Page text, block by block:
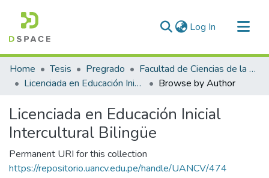
Log In (current)
Communities & Collections
All of DSpace
Home Tesis Pregrado
Facultad de Ciencias de la Educación
Licenciada en Educación Inicial Intercultural Bilingüe
Browse by Author
Licenciada en Educación Inicial
Intercultural Bilingüe
Permanent URI for this collection
https://repositorio.uancv.edu.pe/handle/UANCV/474